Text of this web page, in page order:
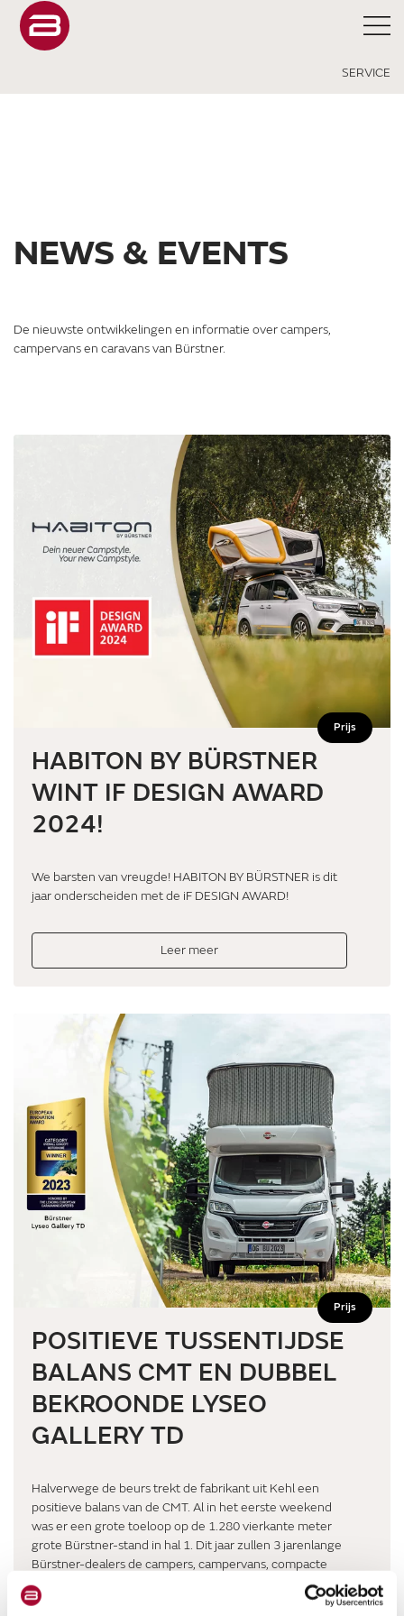
SERVICE
NEWS & EVENTS
De nieuwste ontwikkelingen en informatie over campers,
campervans en caravans van Bürstner.
Prijs
HABITON BY BÜRSTNER
WINT IF DESIGN AWARD
2024!
We barsten van vreugde! HABITON BY BÜRSTNER is dit
jaar onderscheiden met de iF DESIGN AWARD!
Leer meer
Prijs
POSITIEVE TUSSENTIJDSE
BALANS CMT EN DUBBEL
BEKROONDE LYSEO
GALLERY TD
Halverwege de beurs trekt de fabrikant uit Kehl een
positieve balans van de CMT. Al in het eerste weekend
was er een grote toeloop op de 1.280 vierkante meter
grote Bürstner-stand in hal 1. Dit jaar zullen 3 jarenlange
Bürstner-dealers de campers, campervans, compacte
campervans en caravans in Stuttgart tentoonstellen.